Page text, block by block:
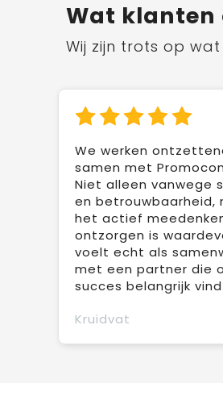
Wat klanten
Wij zijn trots op
We werken
samen met
Niet alleen vanwege
en betrouwbaarheid,
het actief
ontzorgen is
voelt echt als
met een partner die
succes belangrijk
Kruidvat